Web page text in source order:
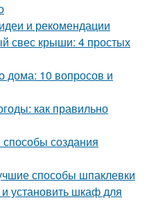
и рекомендации
свес крыши: 4 простых
дома: 10 вопросов и
как правильно
создания
способы шпаклевки
установить шкаф для